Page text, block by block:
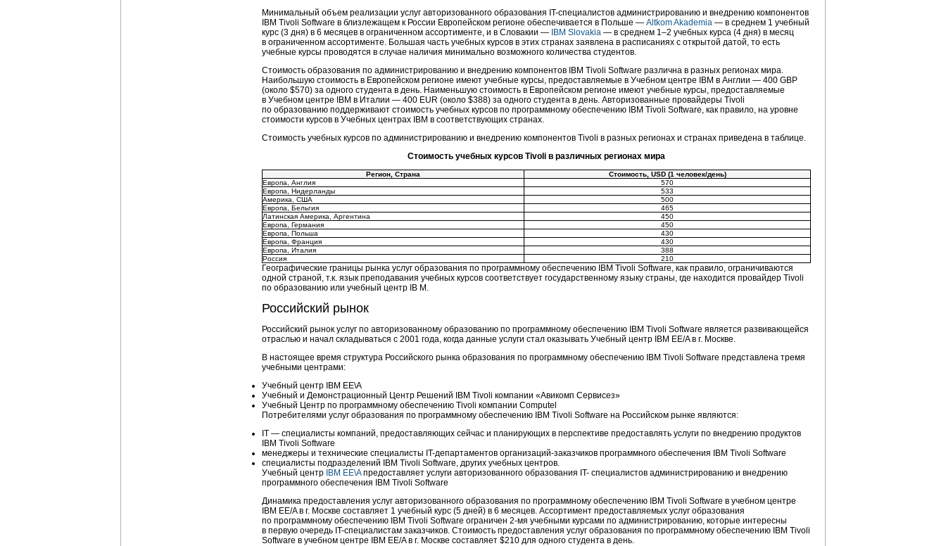
Минимальный объем реализации услуг авторизованного образования IT-специалистов администрированию и внедрению компонентов
IBM Tivoli Software в близлежащем к России Европейском регионе обеспечивается в Польше — Altkom Akademia — в среднем 1 учебный
курс (3 дня) в 6 месяцев в ограниченном ассортименте, и в Словакии — IBM Slovakia — в среднем 1–2 учебных курса (4 дня) в месяц
в ограниченном ассортименте. Большая часть учебных курсов в этих странах заявлена в расписаниях с открытой датой, то есть
учебные курсы проводятся в случае наличия минимально возможного количества студентов.
Стоимость образования по администрированию и внедрению компонентов IBM Tivoli Software различна в разных регионах мира.
Наибольшую стоимость в Европейском регионе имеют учебные курсы, предоставляемые в Учебном центре IBM в Англии — 400 GBP
(около $570) за одного студента в день. Наименьшую стоимость в Европейском регионе имеют учебные курсы, предоставляемые
в Учебном центре IBM в Италии — 400 EUR (около $388) за одного студента в день. Авторизованные провайдеры Tivoli
по образованию поддерживают стоимость учебных курсов по программному обеспечению IBM Tivoli Software, как правило, на уровне
стоимости курсов в Учебных центрах IBM в соответствующих странах.
Стоимость учебных курсов по администрированию и внедрению компонентов Tivoli в разных регионах и странах приведена в таблице.
Стоимость учебных курсов Tivoli в различных регионах мира
Регион, Страна
Стоимость, USD (1 человек/день)
Европа, Англия
570
Европа, Нидерланды
533
Америка, США
500
Европа, Бельгия
465
Латинская Америка, Аргентина
450
Европа, Германия
450
Европа, Польша
430
Европа, Франция
430
Европа, Италия
388
Россия
210
Географические границы рынка услуг образования по программному обеспечению IBM Tivoli Software, как правило, ограничиваются
одной страной, т.к. язык преподавания учебных курсов соответствует государственному языку страны, где находится провайдер Tivoli
по образованию или учебный центр IB M.
Российский рынок
Российский рынок услуг по авторизованному образованию по программному обеспечению IBM Tivoli Software является развивающейся
отраслью и начал складываться с 2001 года, когда данные услуги стал оказывать Учебный центр IBM EE/A в г. Москве.
В настоящее время структура Российского рынка образования по программному обеспечению IBM Tivoli Software представлена тремя
учебными центрами:
Учебный центр IBM EE\A
Учебный и Демонстрационный Центр Решений IBM Tivoli компании «Авикомп Сервисез»
Учебный Центр по программному обеспечению Tivoli компании Computel
Потребителями услуг образования по программному обеспечению IBM Tivoli Software на Российском рынке являются:
IT — специалисты компаний, предоставляющих сейчас и планирующих в перспективе предоставлять услуги по внедрению продуктов
IBM Tivoli Software
менеджеры и технические специалисты IT-департаментов организаций-заказчиков программного обеспечения IBM Tivoli Software
специалисты подразделений IBM Tivoli Software, других учебных центров.
Учебный центр IBM EE\Aпредоставляет услуги авторизованного образования IT- специалистов администрированию и внедрению
программного обеспечения IBM Tivoli Software
Динамика предоставления услуг авторизованного образования по программному обеспечению IBM Tivoli Software в учебном центре
IBM EE/A в г. Москве составляет 1 учебный курс (5 дней) в 6 месяцев. Ассортимент предоставляемых услуг образования
по программному обеспечению IBM Tivoli Software ограничен 2-мя учебными курсами по администрированию, которые интересны
в первую очередь IT-специалистам заказчиков. Стоимость предоставления услуг образования по программному обеспечению IBM Tivoli
Software в учебном центре IBM EE/A в г. Москве составляет $210 для одного студента в день.